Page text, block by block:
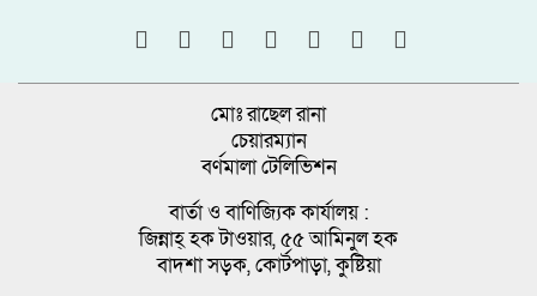
মোঃ রাছেল রানা
চেয়ারম্যান
বর্ণমালা টেলিভিশন
বার্তা ও বাণিজ্যিক কার্যালয় :
জিন্নাহ্ হক টাওয়ার, ৫৫ আমিনুল হক
বাদশা সড়ক, কোর্টপাড়া, কুষ্টিয়া